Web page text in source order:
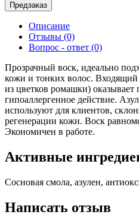
Предзаказ
Описание
Отзывы (0)
Вопрос - ответ (0)
Прозрачный воск, идеально
кожи и тонких волос. Входящий
из цветков ромашки) оказывает
гипоаллергенное действие.
используют для клиентов,
регенерации кожи. Воск
Экономичен в работе.
Активные
Сосновая смола, азулен,
Написать отзыв